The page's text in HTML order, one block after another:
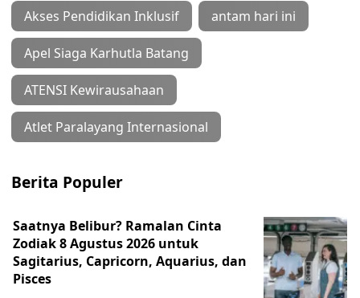
Akses Pendidikan Inklusif antam hari ini
Apel Siaga Karhutla Batang
ATENSI Kewirausahaan
Atlet Paralayang Internasional
Berita Populer
Saatnya Belibur? Ramalan Cinta
Zodiak 8 Agustus 2026 untuk
Sagitarius, Capricorn, Aquarius, dan
Pisces